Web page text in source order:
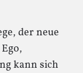
der neue
kann sich